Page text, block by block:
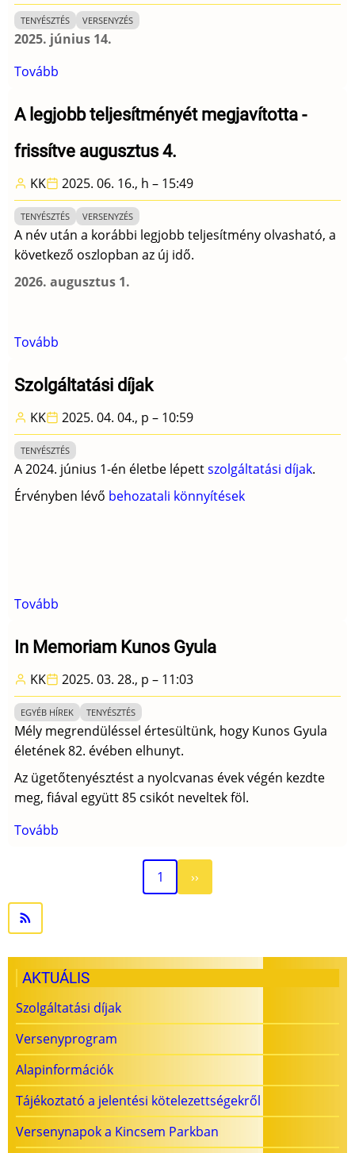
Park)
TENYÉSZTÉS VERSENYZÉS
2025. június 14.
Tovább
teljesítményét
-
június
20.)
A legjobb teljesítményét megjavította -
frissítve augusztus 4.
KK 2025. 06. 16., h – 15:49
TENYÉSZTÉS VERSENYZÉS
A név után a korábbi legjobb teljesítmény olvasható, a
következő oszlopban az új idő.
2026. augusztus 1.
Tovább
teljesítményét
-
frissítve
augusztus
4.)
Szolgáltatási díjak
KK 2025. 04. 04., p – 10:59
TENYÉSZTÉS
A 2024. június 1-én életbe lépettszolgáltatási díjak.
Érvényben lévő behozatali könnyítések
Tovább
In Memoriam Kunos Gyula
KK 2025. 03. 28., p – 11:03
EGYÉB HÍREK TENYÉSZTÉS
Mély megrendüléssel értesültünk, hogy Kunos Gyula
életének 82. évében elhunyt.
Az ügetőtenyésztést a nyolcvanas évek végén kezdte
meg, fiával együtt 85 csikót neveltek föl.
Tovább
1
oldal
››
AKTUÁLIS
Szolgáltatási díjak
Versenyprogram
Alapinformációk
Tájékoztató a jelentési kötelezettségekről
Versenynapok a Kincsem Parkban